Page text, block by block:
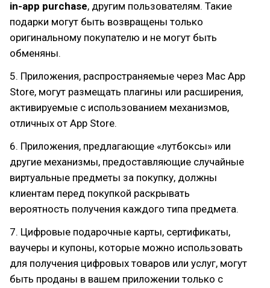
in-app purchase, другим пользователям. Такие
подарки могут быть возвращены только
оригинальному покупателю и не могут быть
обменяны.
5. Приложения, распространяемые через Mac App
Store, могут размещать плагины или расширения,
активируемые с использованием механизмов,
отличных от App Store.
6. Приложения, предлагающие «лутбоксы» или
другие механизмы, предоставляющие случайные
виртуальные предметы за покупку, должны
клиентам перед покупкой раскрывать
вероятность получения каждого типа предмета.
7. Цифровые подарочные карты, сертификаты,
ваучеры и купоны, которые можно использовать
для получения цифровых товаров или услуг, могут
быть проданы в вашем приложении только с